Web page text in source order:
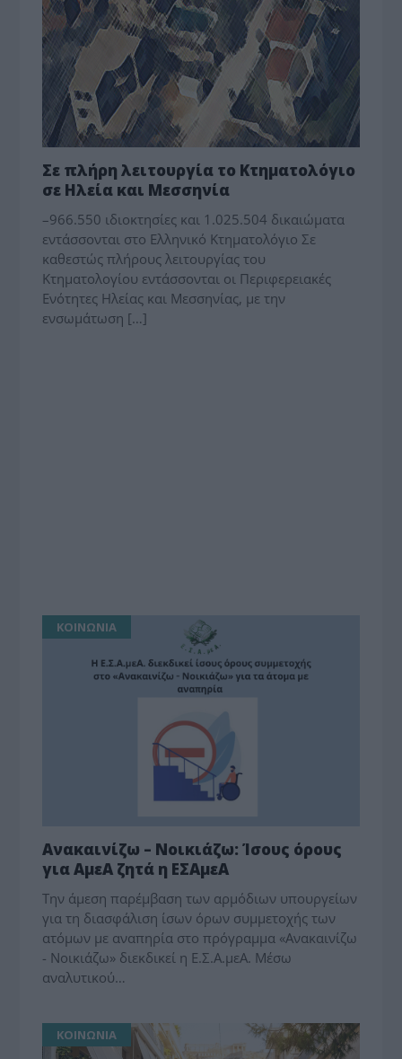
Σε πλήρη λειτουργία το Κτηματολόγιο
σε Ηλεία και Μεσσηνία
–966.550 ιδιοκτησίες και 1.025.504 δικαιώματα
εντάσσονται στο Ελληνικό Κτηματολόγιο Σε
καθεστώς πλήρους λειτουργίας του
Κτηματολογίου εντάσσονται οι Περιφερειακές
Ενότητες Ηλείας και Μεσσηνίας, με την
ενσωμάτωση […]
ΚΟΙΝΩΝΙΑ
Ανακαινίζω – Νοικιάζω: Ίσους όρους
για ΑμεΑ ζητά η ΕΣΑμεΑ
Την άμεση παρέμβαση των αρμόδιων υπουργείων
για τη διασφάλιση ίσων όρων συμμετοχής των
ατόμων με αναπηρία στο πρόγραμμα «Ανακαινίζω
- Νοικιάζω» διεκδικεί η Ε.Σ.Α.μεΑ. Μέσω
αναλυτικού…
ΚΟΙΝΩΝΙΑ